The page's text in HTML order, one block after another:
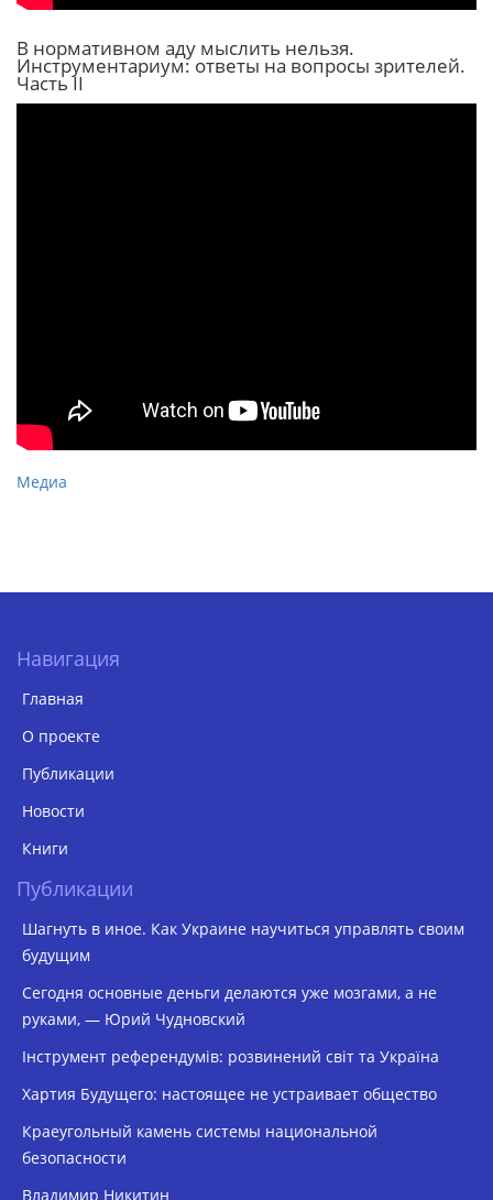
В нормативном аду мыслить нельзя.
Инструментариум: ответы на вопросы зрителей.
Часть II
Медиа
Навигация
Главная
О проекте
Публикации
Новости
Книги
Публикации
Шагнуть в иное. Как Украине научиться управлять своим
будущим
Сегодня основные деньги делаются уже мозгами, а не
руками, — Юрий Чудновский
Інструмент референдумів: розвинений світ та Україна
Хартия Будущего: настоящее не устраивает общество
Краеугольный камень системы национальной
безопасности
Владимир Никитин